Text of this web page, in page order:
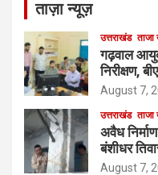
ताज़ा न्यूज़
उत्तराखंड ताजा
गढ़वाल
निरीक्षण,
August 7,
उत्तराखंड ताजा
अवैध
बंशीधर
August 7,